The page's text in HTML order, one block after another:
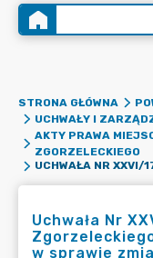
STRONA GŁÓWNA
UCHWAŁY I
AKTY PRAWA
ZGORZELECKIEGO
Uchwała Nr
w sprawie